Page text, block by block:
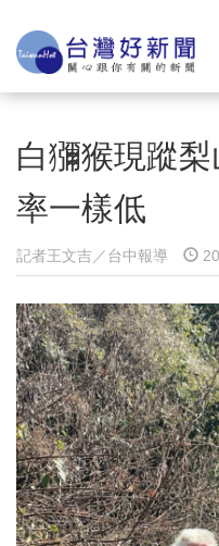
白獼猴現蹤
率一樣低
記者王文吉／台中報導